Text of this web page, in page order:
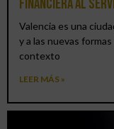
financiera al
Valencia es una
y a las nuevas
contexto
LEER MÁS »